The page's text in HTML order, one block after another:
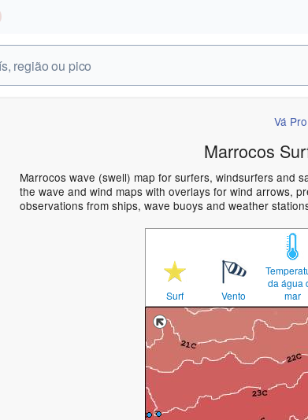
Vá
Marrocos
Marrocos wave (swell) map for surfers, windsurfers and
the wave and wind maps with overlays for wind arrows,
observations from ships, wave buoys and weather
Surf Vento
da água
mar